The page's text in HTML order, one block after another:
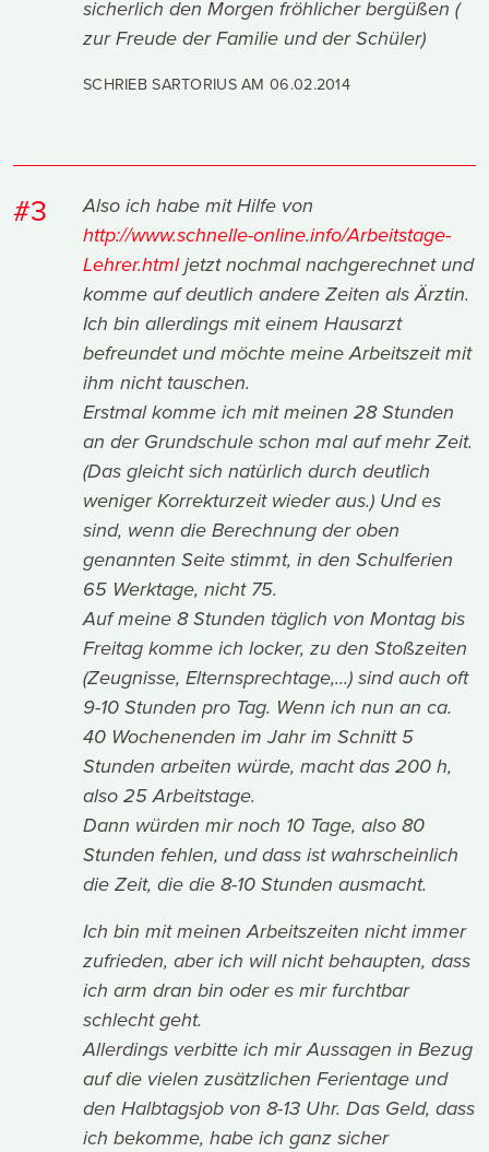
sicherlich den Morgen fröhlicher bergüßen (
zur Freude der Familie und der Schüler)
SCHRIEB SARTORIUS AM06.02.2014
#3
Also ich habe mit Hilfe von
http://www.schnelle-online.info/Arbeitstage-
Lehrer.htmljetzt nochmal nachgerechnet und
komme auf deutlich andere Zeiten als Ärztin.
Ich bin allerdings mit einem Hausarzt
befreundet und möchte meine Arbeitszeit mit
ihm nicht tauschen.
Erstmal komme ich mit meinen 28 Stunden
an der Grundschule schon mal auf mehr Zeit.
(Das gleicht sich natürlich durch deutlich
weniger Korrekturzeit wieder aus.) Und es
sind, wenn die Berechnung der oben
genannten Seite stimmt, in den Schulferien
65 Werktage, nicht 75.
Auf meine 8 Stunden täglich von Montag bis
Freitag komme ich locker, zu den Stoßzeiten
(Zeugnisse, Elternsprechtage,...) sind auch oft
9-10 Stunden pro Tag. Wenn ich nun an ca.
40 Wochenenden im Jahr im Schnitt 5
Stunden arbeiten würde, macht das 200 h,
also 25 Arbeitstage.
Dann würden mir noch 10 Tage, also 80
Stunden fehlen, und dass ist wahrscheinlich
die Zeit, die die 8-10 Stunden ausmacht.
Ich bin mit meinen Arbeitszeiten nicht immer
zufrieden, aber ich will nicht behaupten, dass
ich arm dran bin oder es mir furchtbar
schlecht geht.
Allerdings verbitte ich mir Aussagen in Bezug
auf die vielen zusätzlichen Ferientage und
den Halbtagsjob von 8-13 Uhr. Das Geld, dass
ich bekomme, habe ich ganz sicher